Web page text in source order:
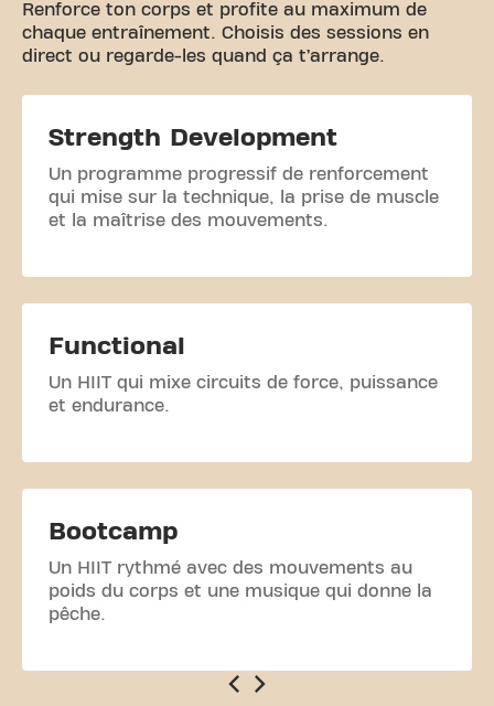
Renforce ton corps et profite au maximum de
chaque entraînement. Choisis des sessions en
direct ou regarde-les quand ça t’arrange.
Strength Development
Un programme progressif de renforcement
qui mise sur la technique, la prise de muscle
et la maîtrise des mouvements.
Functional
Un HIIT qui mixe circuits de force, puissance
et endurance.
Bootcamp
Un HIIT rythmé avec des mouvements au
poids du corps et une musique qui donne la
pêche.